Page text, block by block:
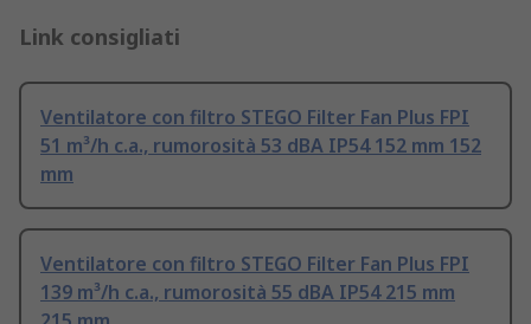
Link consigliati
Ventilatore con filtro STEGO Filter Fan Plus FPI
51 m³/h c.a., rumorosità 53 dBA IP54 152 mm 152
mm
Ventilatore con filtro STEGO Filter Fan Plus FPI
139 m³/h c.a., rumorosità 55 dBA IP54 215 mm